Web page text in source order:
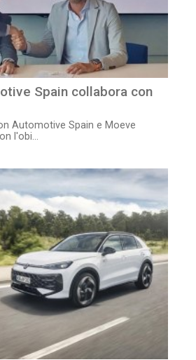
Spain collabora con
Automotive Spain e Moeve
l'obi...